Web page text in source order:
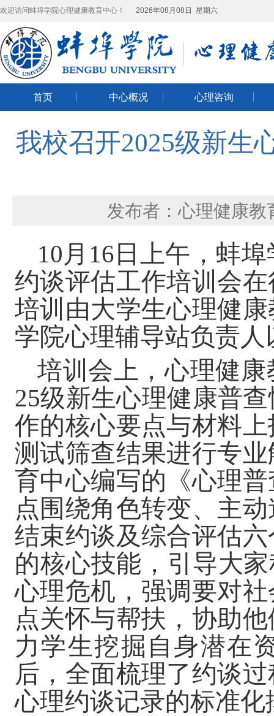
欢迎访问蚌埠学院心理健康教育中心！ 2026年08月08日 星期六
首页 中心概况 心理咨询
我校召开2025级新生
发布者：心理健康教
10月16日上午，蚌
约谈评估工作培训会
培训由大学生心理健
学院心理辅导站负责
培训会上，心理健
25级新生心理健康普
作的核心要点与材料
测试筛查结果进行专
育中心编写的《心理
点围绕角色转变、主
结束约谈及综合评估
的核心技能，引导大
心理危机，强调要对
点关怀与帮扶，协助
力学生挖掘自身潜在
后，全面梳理了约谈
心理约谈记录的标准